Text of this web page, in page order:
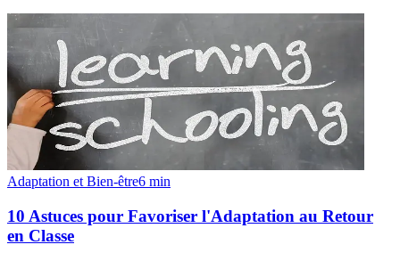
Adaptation et Bien-être6 min
10 Astuces pour Favoriser l'Adaptation au Retour
en Classe